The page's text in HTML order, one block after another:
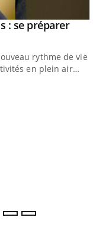
: se préparer
rythme de vie !
en plein air…